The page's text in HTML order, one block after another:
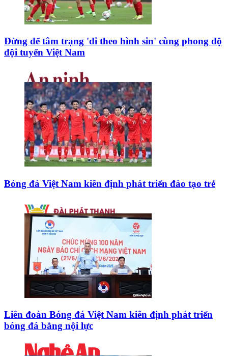
Đừng để tâm trạng 'đi theo hình sin' cùng phong độ
đội tuyển Việt Nam
Bóng đá Việt Nam kiên định phát triển đào tạo trẻ
Liên đoàn Bóng đá Việt Nam kiên định phát triển
bóng đá bằng nội lực